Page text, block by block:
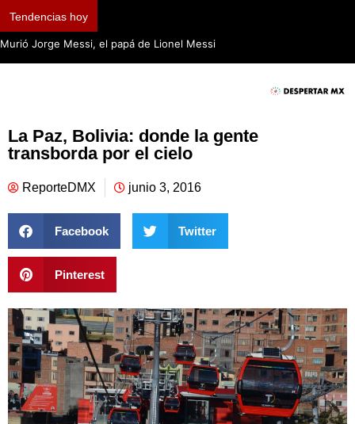
Tendencias hoy
Murió Jorge Messi, el papá de Lionel Messi
La Paz, Bolivia: donde la gente
transborda por el cielo
ReporteDMX junio 3, 2016
Facebook Twitter
Pinterest